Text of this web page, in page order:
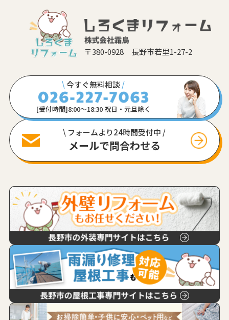
〒380-0928 長野市若里1-27-2
\今すぐ無料相談 /
[受付時間]8:00〜18:30 祝日・元旦除く
\ フォームより24時間受付中 /
メールで問合わせる